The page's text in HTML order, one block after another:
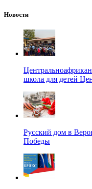
Новости
школа для детей
Русский дом в
Победы